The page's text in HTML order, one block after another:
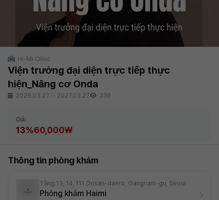
Hi-Mi Clinic
Viện trưởng đại diện trực tiếp thực
hiện_Nâng cơ Onda
2026.03.27 ~ 2027.03.27 336
Giá:
13%60,000₩
Thông tin phòng khám
Tầng 13, 14, 111 Dosan-daero, Gangnam-gu, Seoul
Phòng khám Haimi